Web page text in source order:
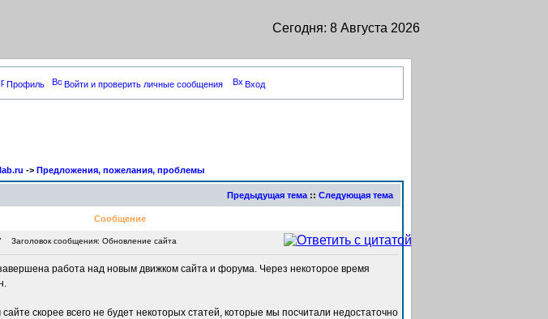
Сегодня: 8 Августа 2026
Профиль Войти и проверить личные сообщения Вход
-> Предложения, пожелания, проблемы
Предыдущая тема:: Следующая тема
Сообщение
Заголовок сообщения: Обновление сайта
работа над новым движком сайта и форума. Через некоторое время
скорее всего не будет некоторых статей, которые мы посчитали недостаточно